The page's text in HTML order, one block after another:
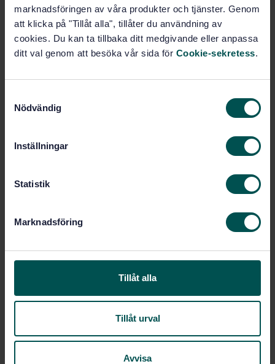
marknadsföringen av våra produkter och tjänster. Genom
att klicka på "Tillåt alla", tillåter du användning av
cookies. Du kan ta tillbaka ditt medgivande eller anpassa
ditt val genom att besöka vår sida för Cookie-sekretess.
Nödvändig
Inställningar
Statistik
Marknadsföring
Tillåt alla
Tillåt urval
Avvisa
Jag vill gärna veta mer om kommitténs arbete.
Gör en intresseanmälan
Sammanfattning Medicinteknik och in vitro